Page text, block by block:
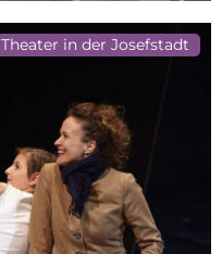
Theater in der Josefstadt